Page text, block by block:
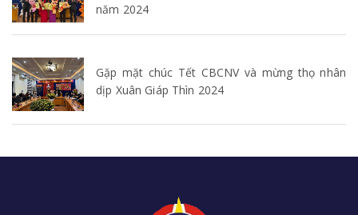
năm 2024
Gặp mặt chúc Tết CBCNV và mừng thọ nhân
dịp Xuân Giáp Thìn 2024